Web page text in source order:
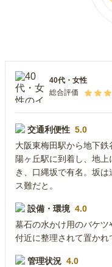
40代 ・ 女性
総合評価
交通利便性 5.0
大阪東梅田駅から地下
陽ヶ丘駅に到着し、地
き、口縄坂で有名。坂
ス難だと。
設備・環境 4.0
墓石の水かけ用のバケ
付近に整理されて置か
管理状況 4.0